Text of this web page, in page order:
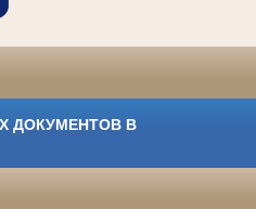
ДОКУМЕНТОВ В